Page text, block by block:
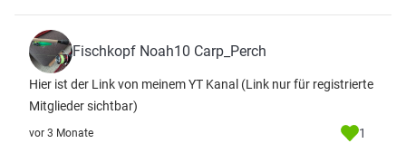
Fischkopf Noah10 Carp_Perch
Hier ist der Link von meinem YT Kanal (Link nur für registrierte
Mitglieder sichtbar)
vor 3 Monate 1